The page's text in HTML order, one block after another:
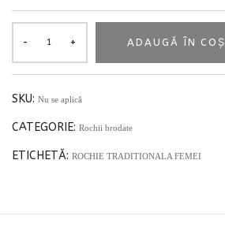
ADAUGĂ ÎN COȘ
SKU: Nu se aplică
CATEGORIE: Rochii brodate
ETICHETĂ: ROCHIE TRADITIONALA FEMEI